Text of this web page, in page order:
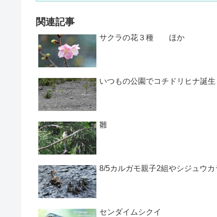
関連記事
サクラの花３種 ほか
いつもの公園でコチドリヒナ誕生
雛
8/5カルガモ親子2組やシジュウ
センダイムシクイ